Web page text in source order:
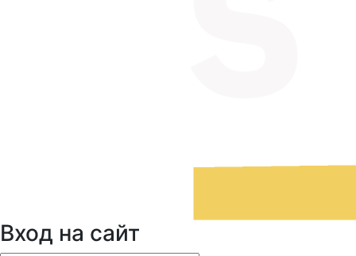
Вход на сайт